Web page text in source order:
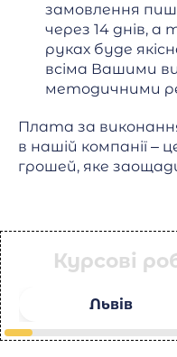
замовлення
через 14 днів,
руках буде
всіма Вашими
методичними
Плата за
в нашій компанії –
грошей, яке
Курсові
Львів